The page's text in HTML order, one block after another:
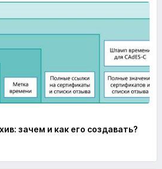
зачем и как его создавать?